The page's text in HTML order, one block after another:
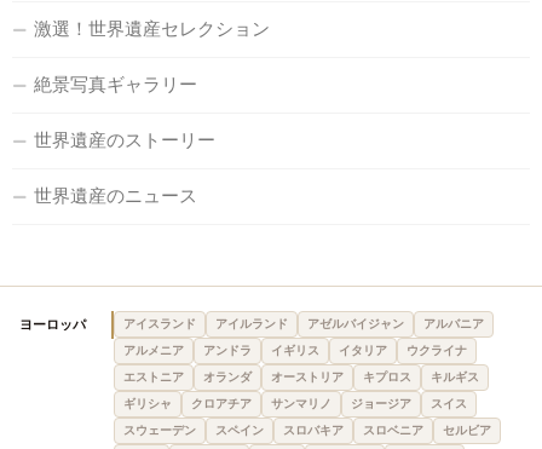
激選！世界遺産セレクション
絶景写真ギャラリー
世界遺産のストーリー
世界遺産のニュース
ヨーロッパ アイスランド アイルランド アゼルバイジャン
アルバニア
アルメニア
アンドラ イギリス イタリア
ウクライナ
エストニア
オランダ オーストリア キプロス
キルギス
ギリシャ
クロアチア サンマリノ ジョージア
スイス
スウェーデン
スペイン スロバキア スロベニア
セルビア